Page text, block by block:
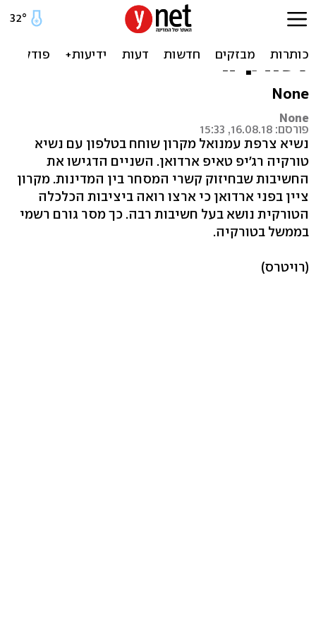
מקרון וארדואן שוחחו על
חיזוק קשרי המסחר בין צרפת
לטורקיה
None
None
פורסם: 16.08.18, 15:33
נשיא צרפת עמנואל מקרון שוחח בטלפון עם נשיא
טורקיה רג'יפ טאיפ ארדואן. השניים הדגישו את
החשיבות שבחיזוק קשרי המסחר בין המדינות. מקרון
ציין בפני ארדואן כי ארצו רואה ביציבות הכלכלה
הטורקית נושא בעל חשיבות רבה. כך מסר גורם רשמי
בממשל בטורקיה.
(רויטרס)